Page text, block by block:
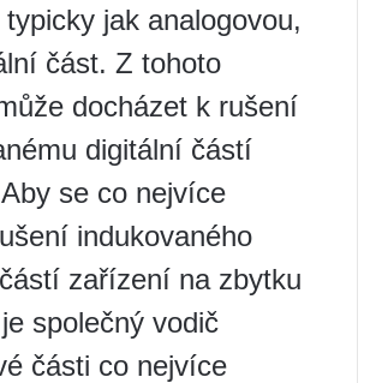
jak analogovou,
část. Z tohoto
docházet k rušení
digitální částí
se co nejvíce
indukovaného
zařízení na zbytku
společný vodič
části co nejvíce